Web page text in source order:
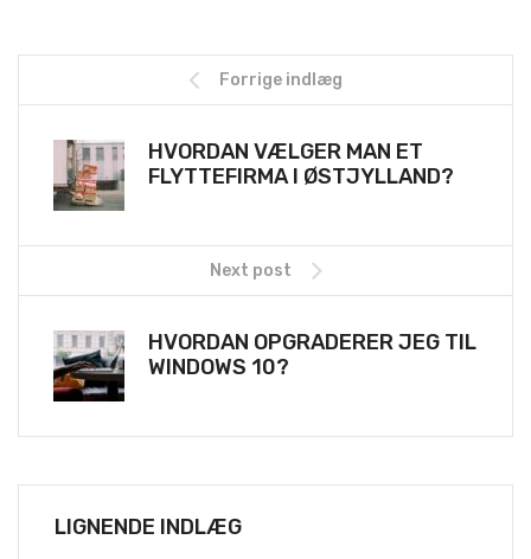
Forrige indlæg
HVORDAN VÆLGER MAN ET
FLYTTEFIRMA I ØSTJYLLAND?
Next post
HVORDAN OPGRADERER JEG TIL
WINDOWS 10?
LIGNENDE INDLÆG